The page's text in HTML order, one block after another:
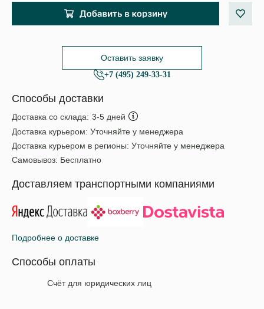
Оставить заявку
+7 (495) 249-33-31
Способы доставки
Доставка со склада: 3-5 дней
Доставка курьером: Уточняйте у менеджера
Доставка курьером в регионы: Уточняйте у менеджера
Самовывоз: Бесплатно
Доставляем транспортными компаниями
Подробнее о доставке
Способы оплаты
Счёт для юридических лиц